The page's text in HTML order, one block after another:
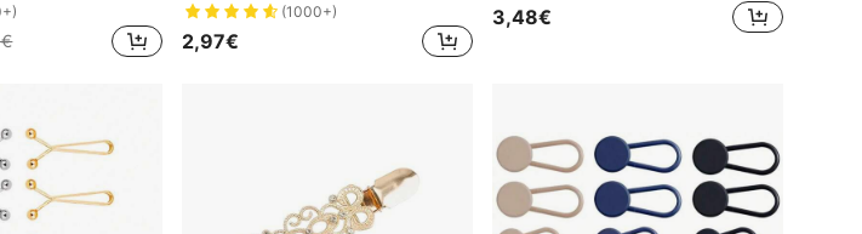
(1000+)
2,97€
3,48€